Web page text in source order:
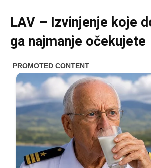
LAV – Izvinjenje koje
ga najmanje očekujete